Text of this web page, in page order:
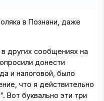
в Познани, даже
других сообщениях на
донести
и налоговой, было
что я действительно
Вот буквально эти три